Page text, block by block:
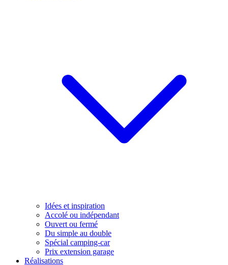
Idées et inspiration
Accolé ou indépendant
Ouvert ou fermé
Du simple au double
Spécial camping-car
Prix extension garage
Réalisations